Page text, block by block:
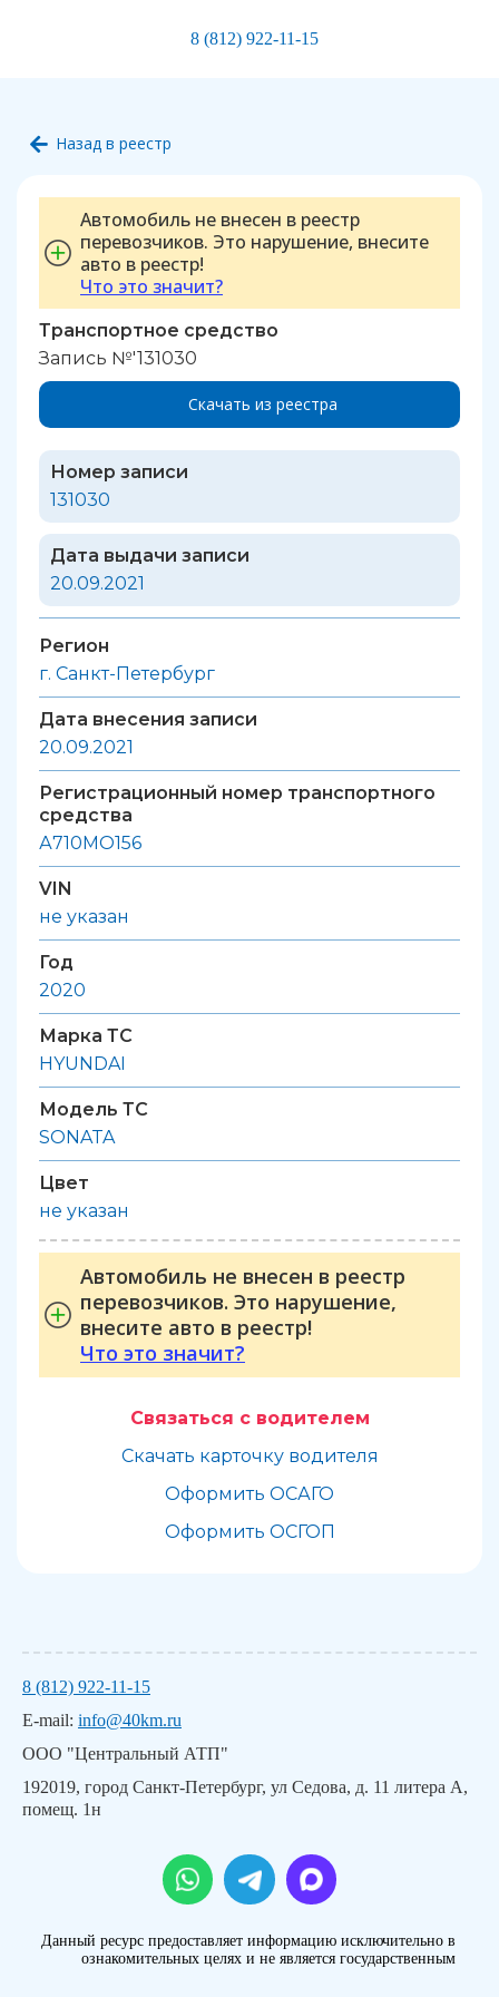
8 (812) 922-11-15
Назад в реестр
Автомобиль не внесен в реестр
перевозчиков. Это нарушение, внесите
авто в реестр!
Что это значит?
Транспортное средство
Запись №'131030
Скачать из реестра
Номер записи
131030
Дата выдачи записи
20.09.2021
Регион
г. Санкт-Петербург
Дата внесения записи
20.09.2021
Регистрационный номер транспортного
средства
А710МО156
VIN
не указан
Год
2020
Марка ТС
HYUNDAI
Модель ТС
SONATA
Цвет
не указан
Автомобиль не внесен в реестр
перевозчиков. Это нарушение,
внесите авто в реестр!
Что это значит?
Связаться с водителем
Скачать карточку водителя
Оформить ОСАГО
Оформить ОСГОП
8 (812) 922-11-15
E-mail: info@40km.ru
ООО "Центральный АТП"
192019, город Санкт-Петербург, ул Седова, д. 11 литера А,
помещ. 1н
Данный ресурс предоставляет информацию исключительно в
ознакомительных целях и не является государственным